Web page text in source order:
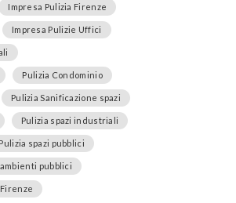
Impresa Pulizia Firenze
Impresa Pulizie Uffici
Pulizia Condominio
Pulizia Sanificazione spazi
Pulizia spazi industriali
Pulizia spazi pubblici
pubblici